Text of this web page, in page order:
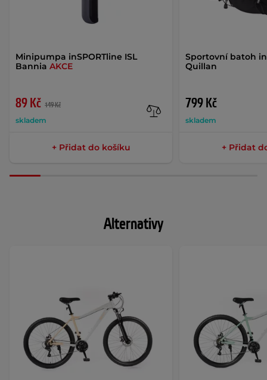
Minipumpa inSPORTline ISL
Bannia AKCE
89 Kč 149 Kč
skladem
+ Přidat do košíku
Sportovní batoh
Quillan
799 Kč
skladem
+ Přidat
Alternativy